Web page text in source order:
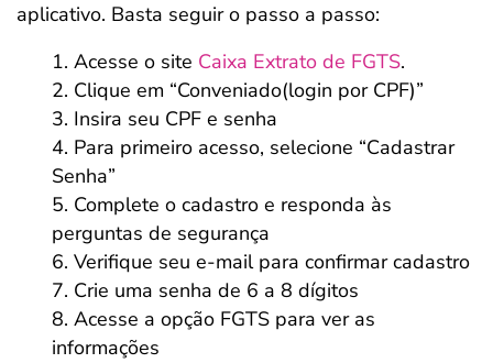
aplicativo. Basta seguir o passo a passo:
Acesse o site Caixa Extrato de FGTS.
Clique em “Conveniado(login por CPF)”
Insira seu CPF e senha
Para primeiro acesso, selecione “Cadastrar
Senha”
Complete o cadastro e responda às
perguntas de segurança
Verifique seu e-mail para confirmar cadastro
Crie uma senha de 6 a 8 dígitos
Acesse a opção FGTS para ver as
informações